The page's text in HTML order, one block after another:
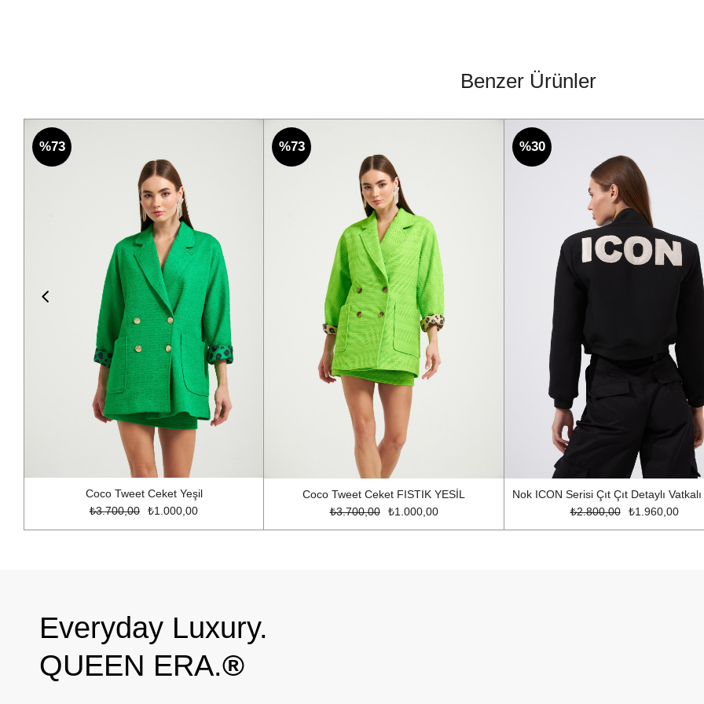
Benzer Ürünler
Coco Tweet Ceket Yeşil
₺1.000,00
₺3.700,00
%73
Coco Tweet Ceket FISTIK YESİL
₺1.000,00
₺3.700,00
%73
₺1.960,00
₺2.800,00
%30
Everyday Luxury.
QUEEN ERA.®